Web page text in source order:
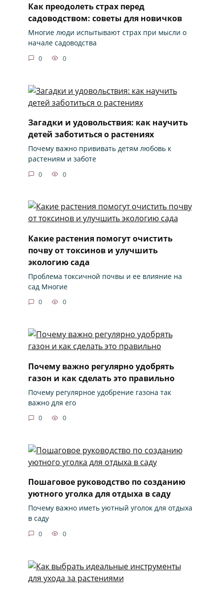
Как преодолеть страх перед
садоводством: советы для новичков
Многие люди испытывают страх при мысли о
начале садоводства
0 0
Загадки и удовольствия: как научить
детей заботиться о растениях
Почему важно прививать детям любовь к
растениям и заботе
0 0
Какие растения помогут очистить
почву от токсинов и улучшить
экологию сада
Проблема токсичной почвы и ее влияние на
сад Многие
0 0
Почему важно регулярно удобрять
газон и как сделать это правильно
Почему регулярное удобрение газона так
важно для его
0 0
Пошаговое руководство по созданию
уютного уголка для отдыха в саду
Почему важно иметь уютный уголок для отдыха
в саду
0 0